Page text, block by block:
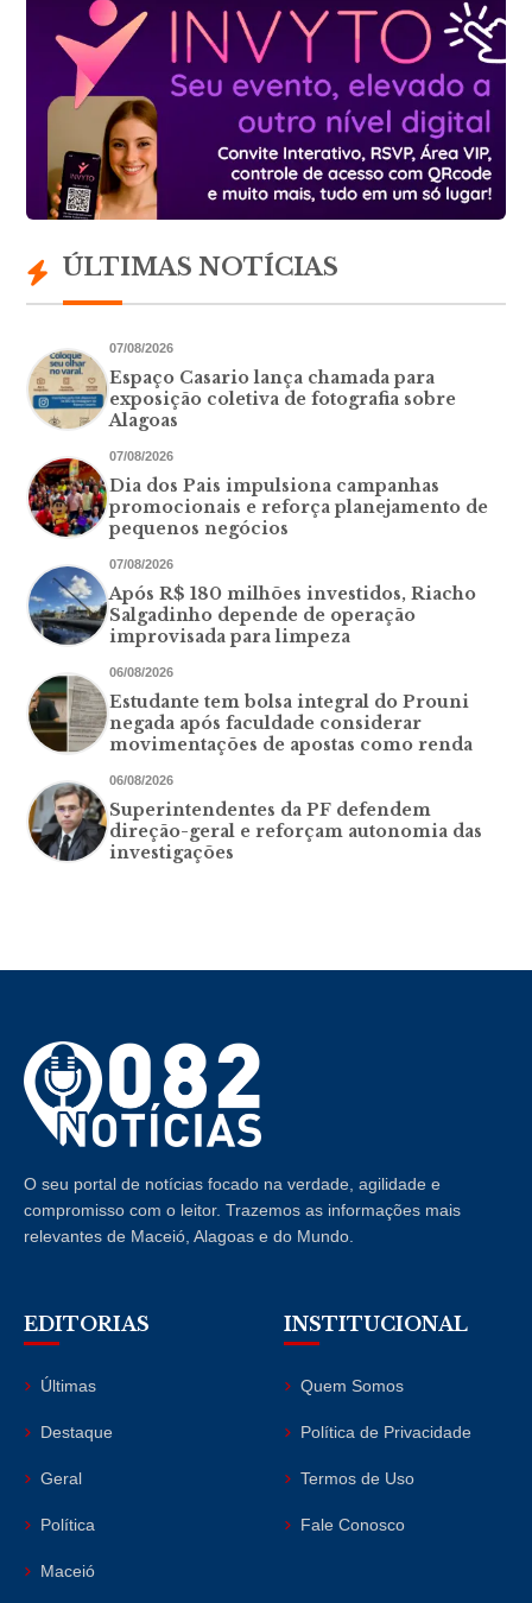
ÚLTIMAS NOTÍCIAS
07/08/2026
Espaço Casario lança chamada para
exposição coletiva de fotografia sobre
Alagoas
07/08/2026
Dia dos Pais impulsiona campanhas
promocionais e reforça planejamento de
pequenos negócios
07/08/2026
Após R$ 180 milhões investidos, Riacho
Salgadinho depende de operação
improvisada para limpeza
06/08/2026
Estudante tem bolsa integral do Prouni
negada após faculdade considerar
movimentações de apostas como renda
06/08/2026
Superintendentes da PF defendem
direção-geral e reforçam autonomia das
investigações
O seu portal de notícias focado na verdade, agilidade e
compromisso com o leitor. Trazemos as informações mais
relevantes de Maceió, Alagoas e do Mundo.
EDITORIAS
Últimas
Destaque
Geral
Política
Maceió
INSTITUCIONAL
Quem Somos
Política de Privacidade
Termos de Uso
Fale Conosco